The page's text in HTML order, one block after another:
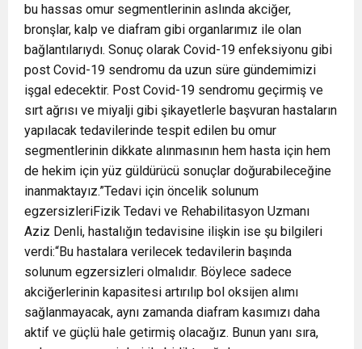
bu hassas omur segmentlerinin aslında akciğer,
bronşlar, kalp ve diafram gibi organlarımız ile olan
bağlantılarıydı. Sonuç olarak Covid-19 enfeksiyonu gibi
post Covid-19 sendromu da uzun süre gündemimizi
işgal edecektir. Post Covid-19 sendromu geçirmiş ve
sırt ağrısı ve miyalji gibi şikayetlerle başvuran hastaların
yapılacak tedavilerinde tespit edilen bu omur
segmentlerinin dikkate alınmasının hem hasta için hem
de hekim için yüz güldürücü sonuçlar doğurabileceğine
inanmaktayız.”Tedavi için öncelik solunum
egzersizleriFizik Tedavi ve Rehabilitasyon Uzmanı
Aziz Denli, hastalığın tedavisine ilişkin ise şu bilgileri
verdi:“Bu hastalara verilecek tedavilerin başında
solunum egzersizleri olmalıdır. Böylece sadece
akciğerlerinin kapasitesi artırılıp bol oksijen alımı
sağlanmayacak, aynı zamanda diafram kasımızı daha
aktif ve güçlü hale getirmiş olacağız. Bunun yanı sıra,